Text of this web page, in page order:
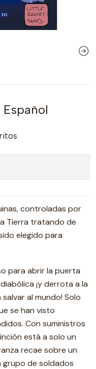
controladas por
Tierra tratando de
elegido para
para abrir la puerta
¡y derrota a la
al mundo! Solo
se han visto
Con suministros
está a solo un
recae sobre un
grupo de soldados